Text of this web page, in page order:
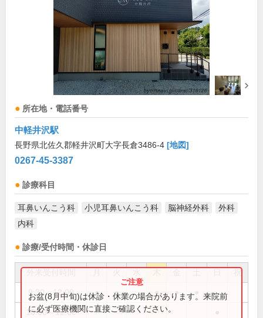
所在地・電話番号
中軽井沢駅
長野県北佐久郡軽井沢町大字長倉3486-4 [地図]
0267-45-3387
診療科目
耳鼻いんこう科 小児耳鼻いんこう科 脳神経外科
外科
内科
診療/受付時間・休診日
祝
9:30～12:00 ● ● ● ●
10:00～12:00
お盆(8月中旬)は休診・休業の場合があります。来院前
に必ず医療機関に直接ご確認ください。